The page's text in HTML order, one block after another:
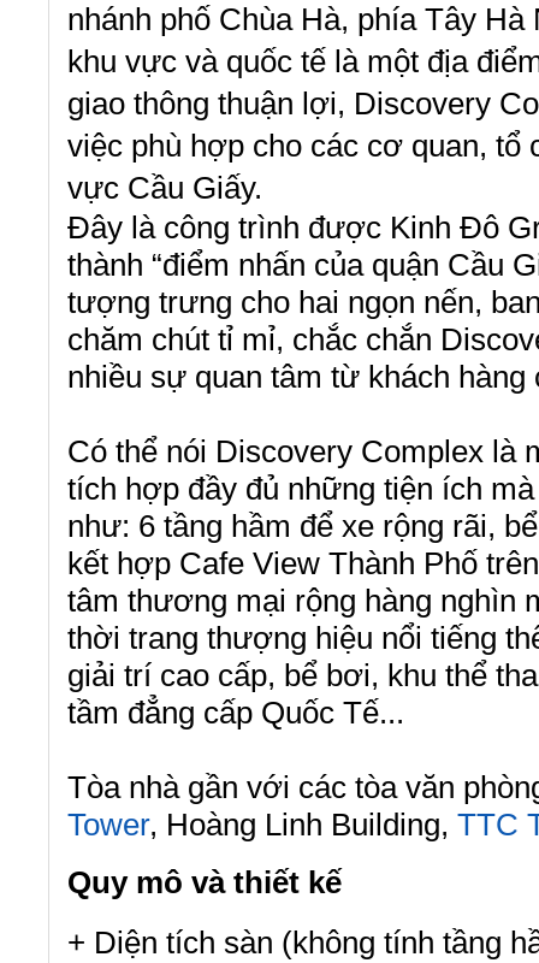
nhánh phố Chùa Hà, phía Tây
khu vực và quốc tế là một địa
giao thông thuận lợi, Discovery
việc phù hợp cho các cơ quan, tổ
vực Cầu Giấy.
Đây là công trình được Kinh Đô
thành “điểm nhấn của quận Cầu
tượng trưng cho hai ngọn nến,
chăm chút tỉ mỉ, chắc chắn
nhiều sự quan tâm từ khách
Có thể nói Discovery Complex là
tích hợp đầy đủ những tiện ích
như: 6 tầng hầm để xe rộng rãi,
kết hợp Cafe View Thành Phố
tâm thương mại rộng hàng nghìn
thời trang thượng hiệu nổi tiếng
giải trí cao cấp, bể bơi, khu thể
tầm đẳng cấp Quốc Tế...
Tòa nhà gần với các tòa văn
Tower, Hoàng Linh Building, TTC
Quy mô và thiết kế
+ Diện tích sàn (không tính tầng